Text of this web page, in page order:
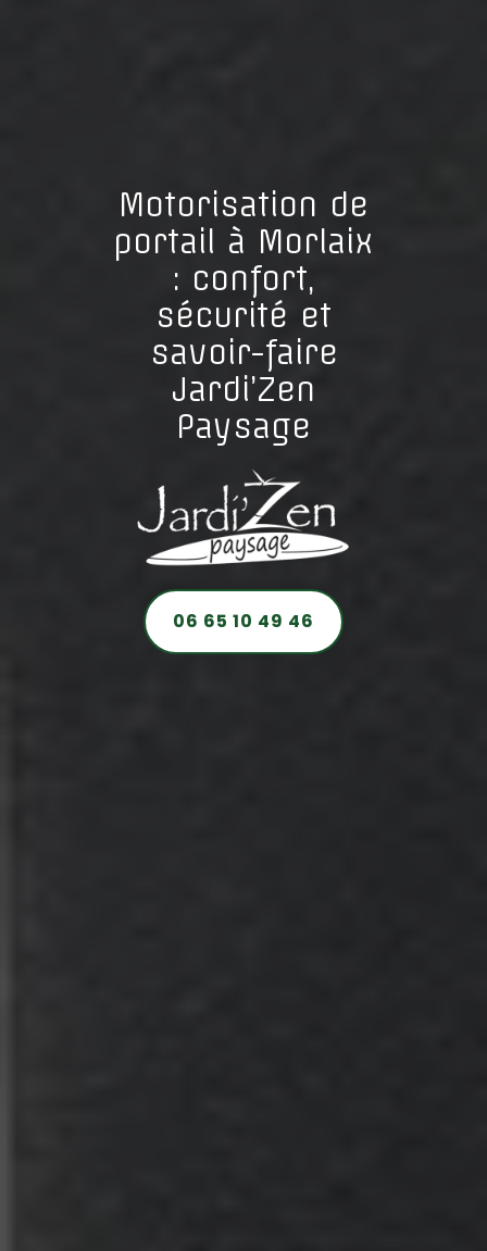
Motorisation de
portail à Morlaix
: confort,
sécurité et
savoir-faire
Jardi’Zen
Paysage
06 65 10 49 46